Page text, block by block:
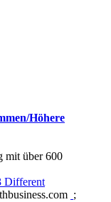
Höhere
mit über 600
Different
;